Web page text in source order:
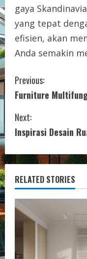
gaya
yang tepat
efisien, akan
Anda semakin
C
o
n
i
n
u
e
R
Previous:
Furniture
Next:
Inspirasi Desain
RELATED STORIES